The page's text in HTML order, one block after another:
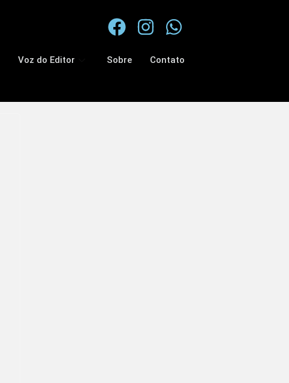
Voz do Editor Sobre Contato